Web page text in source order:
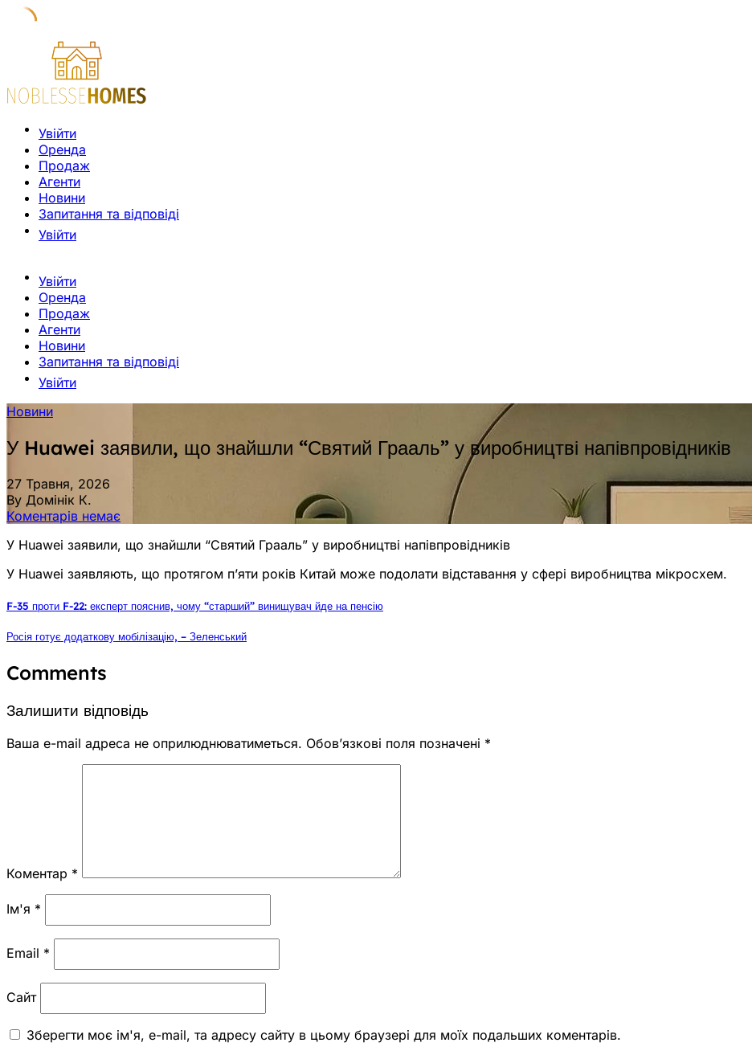
Увійти
Оренда
Продаж
Агенти
Новини
Запитання та відповіді
Увійти
Увійти
Оренда
Продаж
Агенти
Новини
Запитання та відповіді
Увійти
Новини
У Huawei заявили, що знайшли “Святий Грааль” у виробництві напівпровідників
27 Травня, 2026
By Домінік К.
Коментарів немає
У Huawei заявили, що знайшли “Святий Грааль” у виробництві напівпровідників
У Huawei заявляють, що протягом п’яти років Китай може подолати відставання у сфері виробництва мікросхем.
F-35 проти F-22: експерт пояснив, чому “старший” винищувач йде на пенсію
Росія готує додаткову мобілізацію, – Зеленський
Comments
Залишити відповідь
Ваша e-mail адреса не оприлюднюватиметься. Обов’язкові поля позначені *
Коментар *
Ім'я *
Email *
Сайт
Зберегти моє ім'я, e-mail, та адресу сайту в цьому браузері для моїх подальших коментарів.